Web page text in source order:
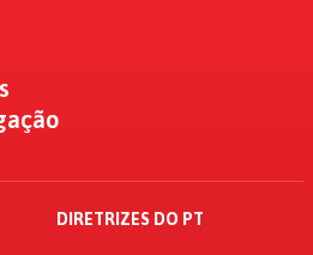
DIRETRIZES DO PT